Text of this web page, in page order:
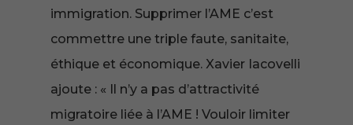
immigration. Supprimer l’AME c’est
commettre une triple faute, sanitaite,
éthique et économique. Xavier Iacovelli
ajoute : « Il n’y a pas d’attractivité
migratoire liée à l’AME ! Vouloir limiter